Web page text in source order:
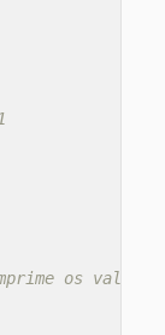
os valores